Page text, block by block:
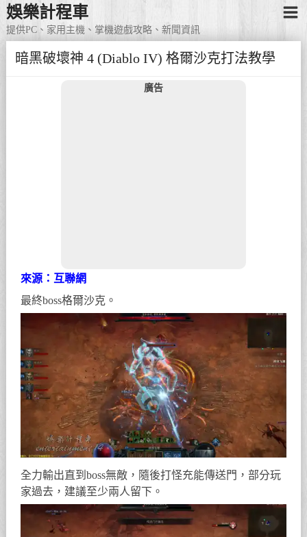
娛樂計程車
提供PC、家用主機、掌機遊戲攻略、新聞資訊
暗黑破壞神 4 (Diablo IV) 格爾沙克打法教學
廣告
來源：互聯網
最終boss格爾沙克。
全力輸出直到boss無敵，隨後打怪充能傳送門，部分玩
家過去，建議至少兩人留下。